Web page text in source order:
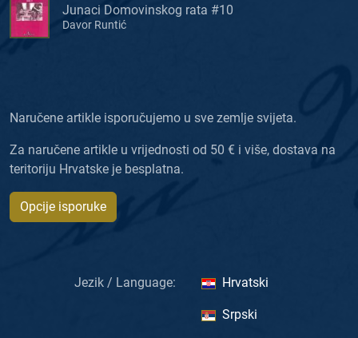
Junaci Domovinskog rata #10
Davor Runtić
Naručene artikle isporučujemo u sve zemlje svijeta.
Za naručene artikle u vrijednosti od 50 € i više, dostava na
teritoriju Hrvatske je besplatna.
Opcije isporuke
Jezik / Language: Hrvatski
Srpski